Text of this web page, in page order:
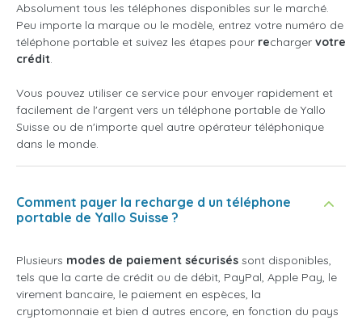
Absolument tous les téléphones disponibles sur le marché.
Peu importe la marque ou le modèle, entrez votre numéro de
téléphone portable et suivez les étapes pour recharger votre
crédit.
Vous pouvez utiliser ce service pour envoyer rapidement et
facilement de l'argent vers un téléphone portable de Yallo
Suisse ou de n'importe quel autre opérateur téléphonique
dans le monde.
Comment payer la recharge d un téléphone
portable de Yallo Suisse ?
Plusieurs modes de paiement sécurisés sont disponibles,
tels que la carte de crédit ou de débit, PayPal, Apple Pay, le
virement bancaire, le paiement en espèces, la
cryptomonnaie et bien d autres encore, en fonction du pays